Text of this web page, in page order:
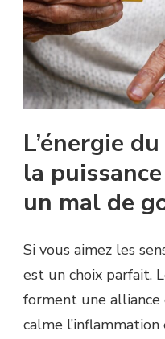
L’énergie
la
un mal de
Si vous aimez les
est un choix parfait.
forment une
calme